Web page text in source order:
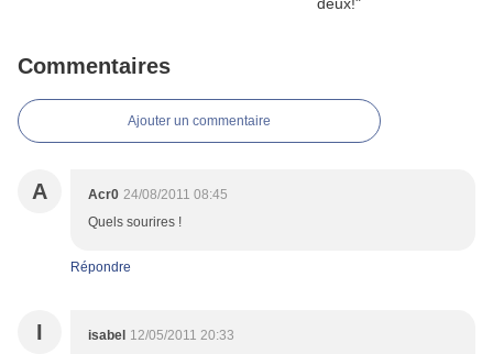
Commentaires
Ajouter un commentaire
A Acr0 24/08/2011 08:45
Quels sourires !
Répondre
I isabel 12/05/2011 20:33